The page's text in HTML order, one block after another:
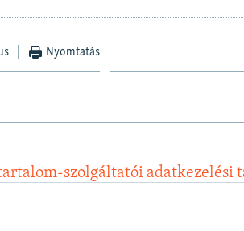
Nyomtatás
szolgáltatói adatkezelési